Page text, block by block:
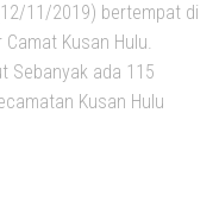
11/2019) bertempat di
Kusan Hulu.
Sebanyak ada 115
Kusan Hulu